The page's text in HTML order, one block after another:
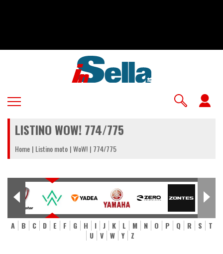
LISTINO WOW! 774/775
Home Listino moto WoW! 774/775
A B C D E F G H I J K L M N O P Q R S
T
U
V W Y Z